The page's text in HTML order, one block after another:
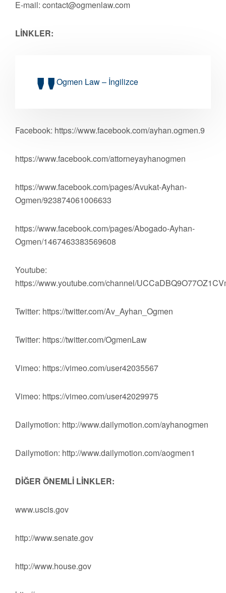
E-mail: contact@ogmenlaw.com
LİNKLER:
Ogmen Law – İngilizce
Facebook: https://www.facebook.com/ayhan.ogmen.9
https://www.facebook.com/attorneyayhanogmen
https://www.facebook.com/pages/Avukat-Ayhan-
Ogmen/923874061006633
https://www.facebook.com/pages/Abogado-Ayhan-
Ogmen/1467463383569608
Youtube:
https://www.youtube.com/channel/
Twitter: https://twitter.com/Av_Ayhan_Ogmen
Twitter: https://twitter.com/OgmenLaw
Vimeo: https://vimeo.com/user42035567
Vimeo: https://vimeo.com/user42029975
Dailymotion: http://www.dailymotion.com/ayhanogmen
Dailymotion: http://www.dailymotion.com/aogmen1
DİĞER ÖNEMLİ LİNKLER:
www.uscis.gov
‪http://www.senate.gov‬‬‬
‪http://www.house.gov‬‬‬